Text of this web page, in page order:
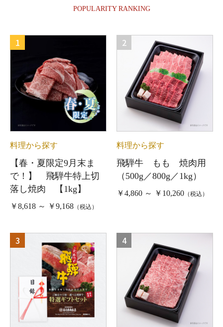
POPULARITY RANKING
1
料理から探す
【春・夏限定9月末ま
で！】 飛騨牛特上切
落し焼肉 【1kg】
￥8,618 ～ ￥9,168 （税込）
2
料理から探す
飛騨牛 もも 焼肉用
（500g／800g／1kg）
￥4,860 ～ ￥10,260 （税込）
3 4